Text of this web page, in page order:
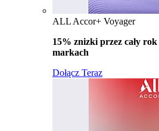
ALL Accor+ Voyager
15% znizki przez cały rok
markach
Dołącz Teraz